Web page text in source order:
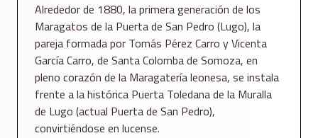
Alrededor de 1880, la primera generación de los
Maragatos de la Puerta de San Pedro (Lugo), la
pareja formada por Tomás Pérez Carro y Vicenta
García Carro, de Santa Colomba de Somoza, en
pleno corazón de la Maragatería leonesa, se instala
frente a la histórica Puerta Toledana de la Muralla
de Lugo (actual Puerta de San Pedro),
convirtiéndose en lucense.